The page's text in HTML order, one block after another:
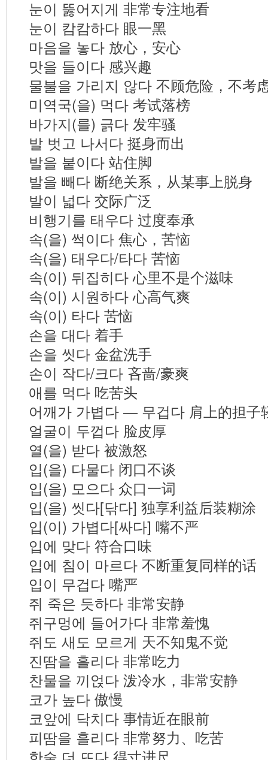
눈이 뚫어지게 非常专注地看
눈이 캄캄하다 眼一黑
마음을 놓다 放心，安心
맛을 들이다 感兴趣
물불을 가리지 않다 不顾危险，不考
미역국(을) 먹다 考试落榜
바가지(를) 긁다 发牢骚
발 벗고 나서다 挺身而出
발을 붙이다 站住脚
발을 빼다 断绝关系，从某事上脱身
발이 넓다 交际广泛
비행기를 태우다 过度奉承
속(을) 썩이다 焦心，苦恼
속(을) 태우다/타다 苦恼
속(이) 뒤집히다 心里不是个滋味
속(이) 시원하다 心高气爽
속(이) 타다 苦恼
손을 대다 着手
손을 씻다 金盆洗手
손이 작다/크다 吝啬/豪爽
애를 먹다 吃苦头
어깨가 가볍다 ― 무겁다 肩上的担子
얼굴이 두껍다 脸皮厚
열(을) 받다 被激怒
입(을) 다물다 闭口不谈
입(을) 모으다 众口一词
입(을) 씻다[닦다] 独享利益后装糊涂
입(이) 가볍다[싸다] 嘴不严
입에 맞다 符合口味
입에 침이 마르다 不断重复同样的话
입이 무겁다 嘴严
쥐 죽은 듯하다 非常安静
쥐구멍에 들어가다 非常羞愧
쥐도 새도 모르게 天不知鬼不觉
진땀을 흘리다 非常吃力
찬물을 끼얹다 泼冷水，非常安静
코가 높다 傲慢
코앞에 닥치다 事情近在眼前
피땀을 흘리다 非常努力、吃苦